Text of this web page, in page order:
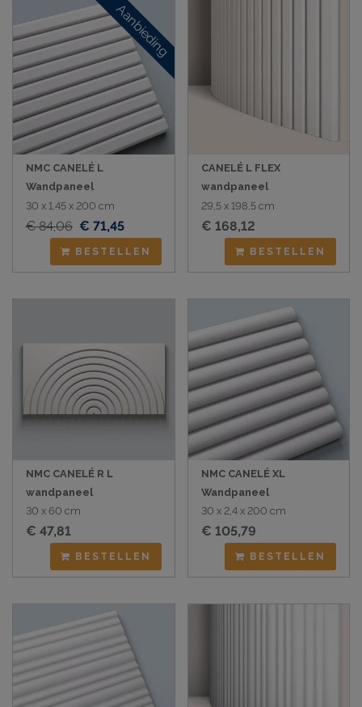
Aanbieding
NMC CANELÉ L
Wandpaneel
30 x 1,45 x 200 cm
€ 84,06 € 71,45
BESTELLEN
CANELÉ L FLEX
wandpaneel
29,5 x 198,5 cm
€ 168,12
BESTELLEN
NMC CANELÉ R L
wandpaneel
30 x 60 cm
€ 47,81
BESTELLEN
NMC CANELÉ XL
Wandpaneel
30 x 2,4 x 200 cm
€ 105,79
BESTELLEN